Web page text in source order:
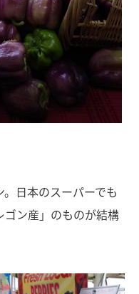
日本のスーパーでも
ン産」のものが結構